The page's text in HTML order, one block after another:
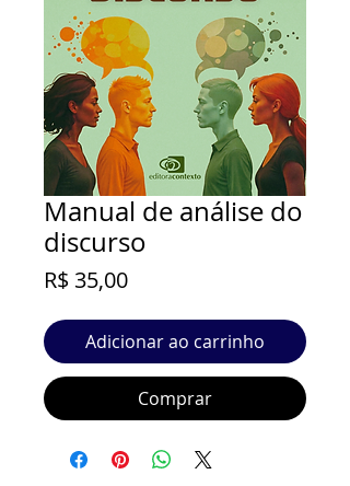
Manual de análise do
discurso
R$ 35,00Preço
Adicionar ao carrinho
Comprar